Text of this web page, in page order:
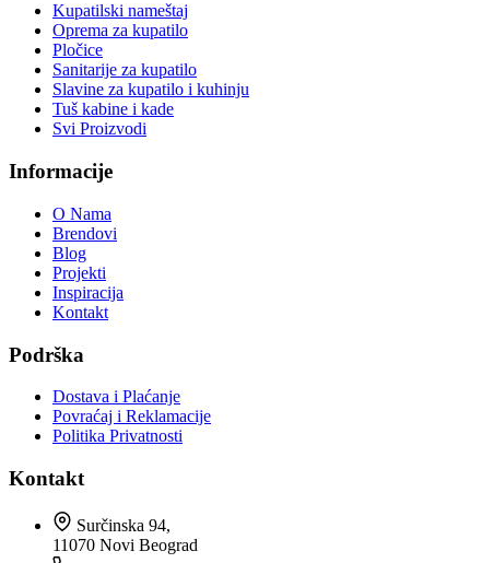
Kupatilski nameštaj
Oprema za kupatilo
Pločice
Sanitarije za kupatilo
Slavine za kupatilo i kuhinju
Tuš kabine i kade
Svi Proizvodi
Informacije
O Nama
Brendovi
Blog
Projekti
Inspiracija
Kontakt
Podrška
Dostava i Plaćanje
Povraćaj i Reklamacije
Politika Privatnosti
Kontakt
Surčinska 94,
11070 Novi Beograd